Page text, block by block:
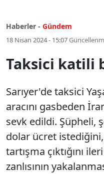
Haberler - Gündem
18 Nisan 2024 - 15:07
Taksici katili
Sarıyer'de taksici
aracını gasbeden
sevk edildi. Şüpheli,
dolar ücret
tartışma çıktığını
zanlısının